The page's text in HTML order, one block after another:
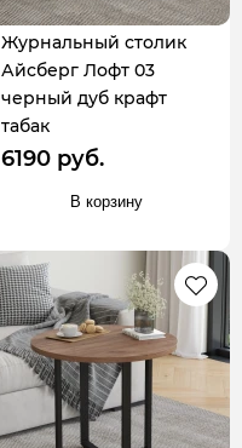
Журнальный столик
Айсберг Лофт 03
черный дуб крафт
табак
6190 руб.
В корзину